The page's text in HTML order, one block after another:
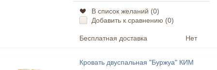
В список желаний (0)
Добавить к сравнению (0)
Бесплатная доставка Нет
Кровать двуспальная "Буржуа" КИМ